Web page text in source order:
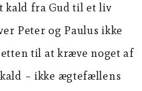
kald fra Gud til et liv
Peter og Paulus ikke
til at kræve noget af
– ikke ægtefællens